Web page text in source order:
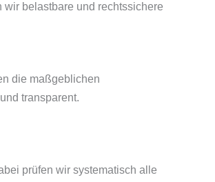
belastbare und rechtssichere
die maßgeblichen
transparent.
prüfen wir systematisch alle